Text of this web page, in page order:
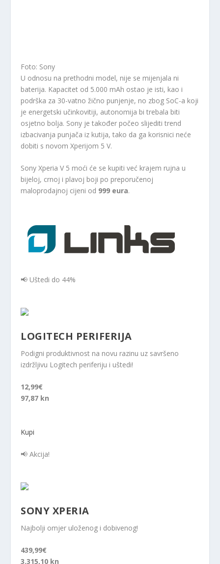
Foto: Sony
U odnosu na prethodni model, nije se mijenjala ni
baterija. Kapacitet od 5.000 mAh ostao je isti, kao i
podrška za 30-vatno žično punjenje, no zbog SoC-a koji
je energetski učinkovitiji, autonomija bi trebala biti
osjetno bolja. Sony je također počeo slijediti trend
izbacivanja punjača iz kutija, tako da ga korisnici neće
dobiti s novom Xperijom 5 V.
Sony Xperia V 5 moći će se kupiti već krajem rujna u
bijeloj, crnoj i plavoj boji po preporučenoj
maloprodajnoj cijeni od 999 eura.
📢 Uštedi do 44%
LOGITECH PERIFERIJA
Podigni produktivnost na novu razinu uz savršeno
izdržljivu Logitech periferiju i uštedi!
12,99€
97,87 kn
Kupi
📢 Akcija!
SONY XPERIA
Najbolji omjer uloženog i dobivenog!
439,99€
3.315,10 kn